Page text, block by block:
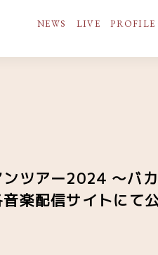
NEWS LIVE PROFILE
ンツアー2024 ～バ
楽配信サイトにて公